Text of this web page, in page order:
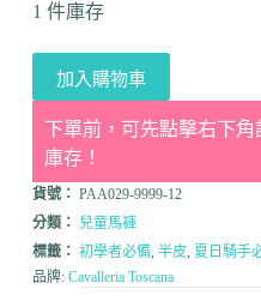
1 件庫存
加入購物車
下單前，可先點擊右下
庫存！
貨號： PAA029-9999-12
分類： 兒童馬褲
標籤： 初學者必備, 半皮, 夏日騎手
品牌: Cavalleria Toscana